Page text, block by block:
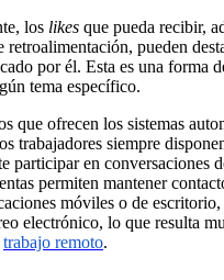
los likes que pueda recibir,
retroalimentación, pueden
por él. Esta es una forma
tema específico.
que ofrecen los sistemas
trabajadores siempre
participar en conversaciones
permiten mantener
móviles o de
electrónico, lo que resulta
trabajo remoto.